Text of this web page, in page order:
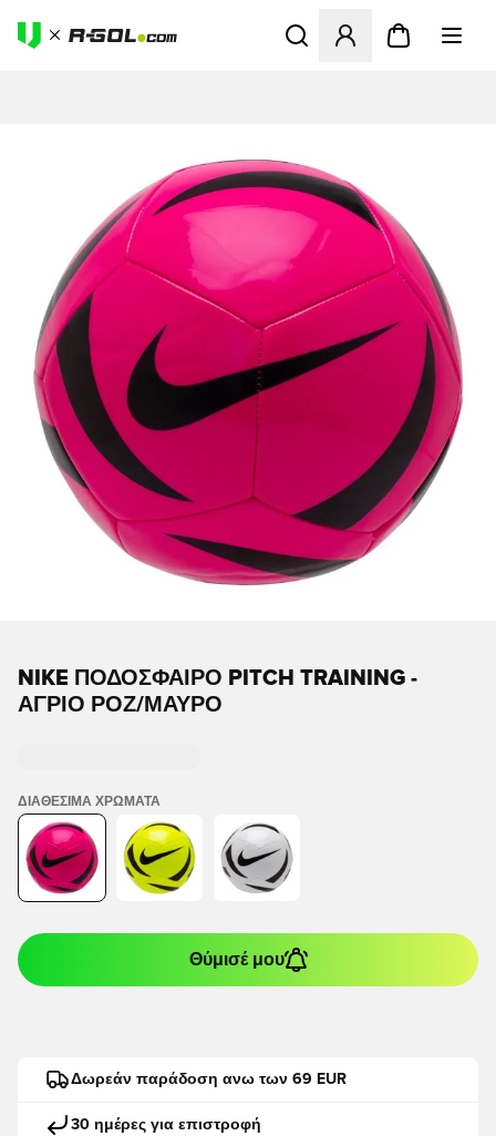
Ανοίγει ένα Modal για να
NIKE ΠΟΔΟΣΦΑΙΡΟ PITCH TRAINING -
ΆΓΡΙΟ ΡΟΖ/ΜΑΎΡΟ
ΔΙΑΘΈΣΙΜΑ ΧΡΏΜΑΤΑ
Θύμισέ μου
Δωρεάν παράδοση ανω των 69 EUR
30 ημέρες για επιστροφή